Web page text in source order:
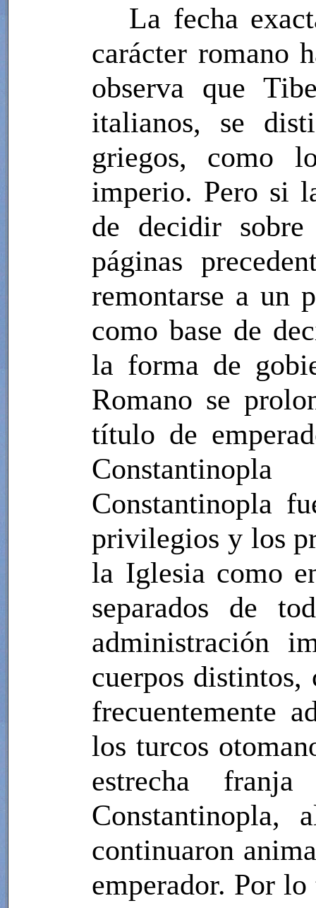
La fecha
carácter romano
observa que
italianos, se
griegos, como
imperio. Pero si
de decidir
páginas
remontarse a un
como base de
la forma de
Romano se
título de
Constantinopla
privilegios y los
la Iglesia como
separados de
administración
cuerpos distintos,
frecuentemente
los turcos
estrecha
Constantinopla,
continuaron
emperador. Por